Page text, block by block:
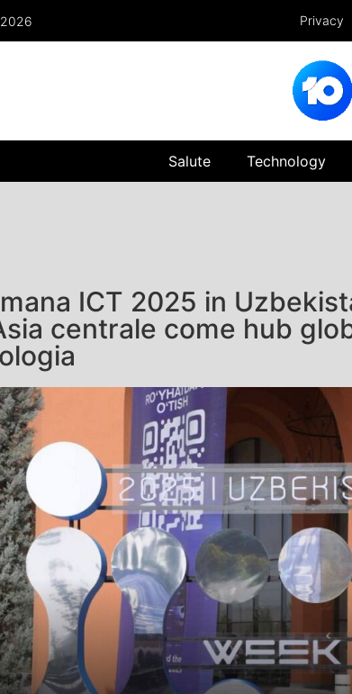
Privacy
Salute Technology
ICT 2025 in
centrale come hub